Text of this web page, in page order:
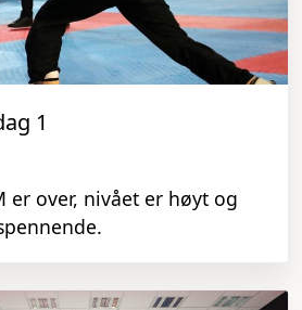
1
er over, nivået er høyt og